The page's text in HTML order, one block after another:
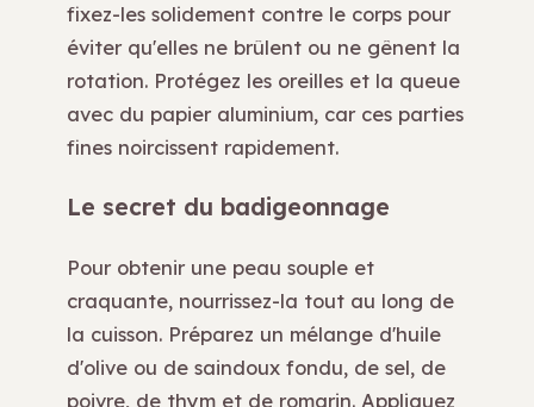
fixez-les solidement contre le corps pour
éviter qu'elles ne brûlent ou ne gênent la
rotation. Protégez les oreilles et la queue
avec du papier aluminium, car ces parties
fines noircissent rapidement.
Le secret du badigeonnage
Pour obtenir une peau souple et
craquante, nourrissez-la tout au long de
la cuisson. Préparez un mélange d'huile
d'olive ou de saindoux fondu, de sel, de
poivre, de thym et de romarin. Appliquez